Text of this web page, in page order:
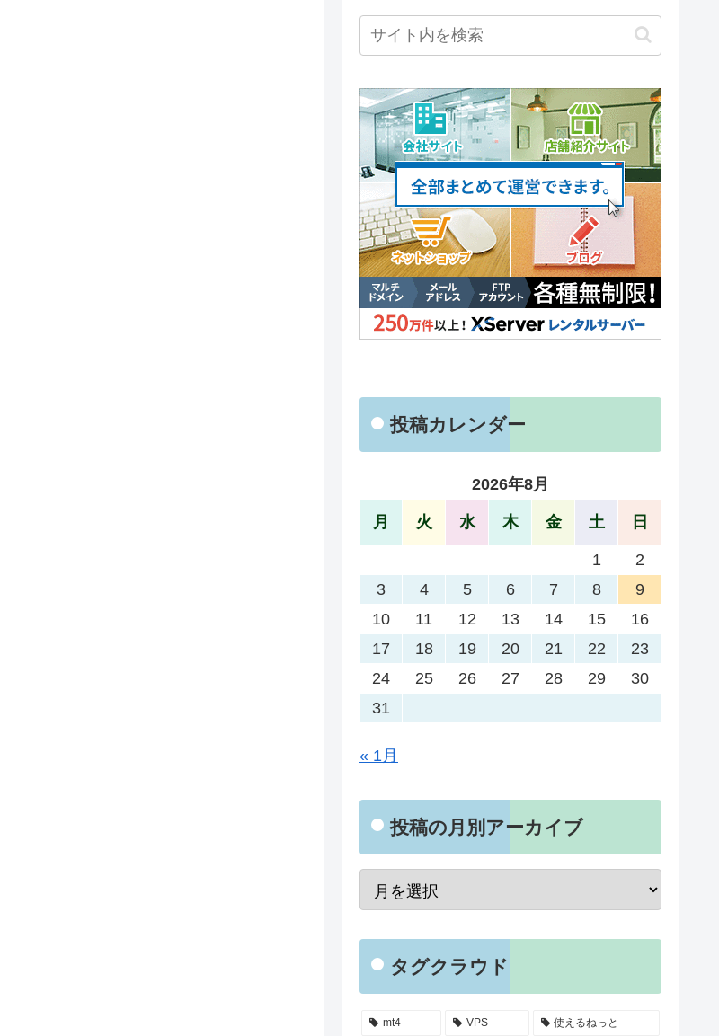
投稿カレンダー
2026年8月
月 火 水 木 金 土 日
1
2
3
4 5 6 7 8
9
10
11 12 13 14 15
16
17
18 19 20 21 22
23
24
25 26 27 28 29
30
31
« 1月
投稿の月別アーカイブ
タグクラウド
mt4 VPS 使えるねっと